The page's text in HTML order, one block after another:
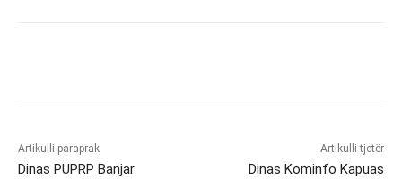
Artikulli paraprak
Dinas PUPRP Banjar
Artikulli tjetër
Dinas Kominfo Kapuas